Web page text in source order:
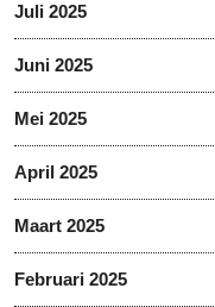
Juli 2025
Juni 2025
Mei 2025
April 2025
Maart 2025
Februari 2025